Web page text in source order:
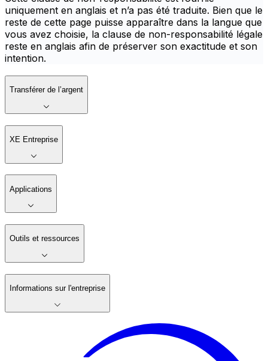
uniquement en anglais et n’a pas été traduite. Bien que le
reste de cette page puisse apparaître dans la langue que
vous avez choisie, la clause de non-responsabilité légale
reste en anglais afin de préserver son exactitude et son
intention.
Transférer de l’argent
XE Entreprise
Applications
Outils et ressources
Informations sur l'entreprise